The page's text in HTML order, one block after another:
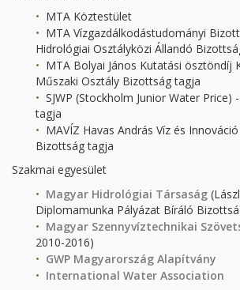
MTA Köztestület
MTA Vízgazdálkodástudományi
Hidrológiai Osztályközi Állandó
MTA Bolyai János Kutatási ösztöndíj
Műszaki Osztály Bizottság tagja
SJWP (Stockholm Junior Water
tagja
MAVÍZ Havas András Víz és
Bizottság tagja
Szakmai egyesület
Magyar Hidrológiai Társaság
Diplomamunka Pályázat Bíráló
Magyar Szennyvíztechnikai
2010-2016)
GWP Magyarország Alapítvány
International Water Association